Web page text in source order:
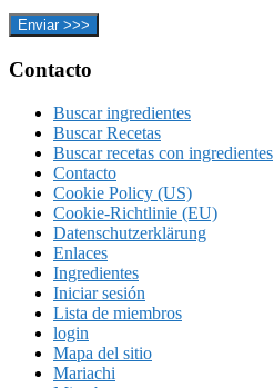
Footer
Contacto
Buscar ingredientes
Buscar Recetas
Buscar recetas con ingredientes
Contacto
Cookie Policy (US)
Cookie-Richtlinie (EU)
Datenschutzerklärung
Enlaces
Ingredientes
Iniciar sesión
Lista de miembros
login
Mapa del sitio
Mariachi